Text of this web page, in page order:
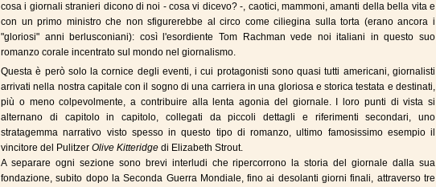
cosa i giornali stranieri dicono di noi - cosa vi dicevo? -, caotici, mammoni, amanti della bella vita e
con un primo ministro che non sfigurerebbe al circo come ciliegina sulla torta (erano ancora i
"gloriosi" anni berlusconiani): così l'esordiente Tom Rachman vede noi italiani in questo suo
romanzo corale incentrato sul mondo nel giornalismo.
Questa è però solo la cornice degli eventi, i cui protagonisti sono quasi tutti americani, giornalisti
arrivati nella nostra capitale con il sogno di una carriera in una gloriosa e storica testata e destinati,
più o meno colpevolmente, a contribuire alla lenta agonia del giornale. I loro punti di vista si
alternano di capitolo in capitolo, collegati da piccoli dettagli e riferimenti secondari, uno
stratagemma narrativo visto spesso in questo tipo di romanzo, ultimo famosissimo esempio il
vincitore del Pulitzer Olive Kitteridge di Elizabeth Strout.
A separare ogni sezione sono brevi interludi che ripercorrono la storia del giornale dalla sua
fondazione, subito dopo la Seconda Guerra Mondiale, fino ai desolanti giorni finali, attraverso tre